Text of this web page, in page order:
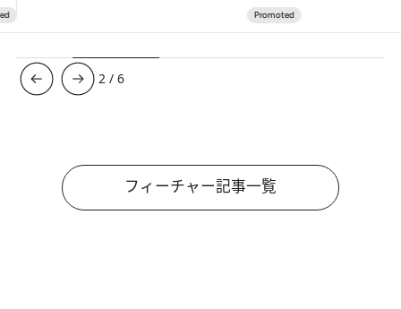
3 /6
フィーチャー記事一覧